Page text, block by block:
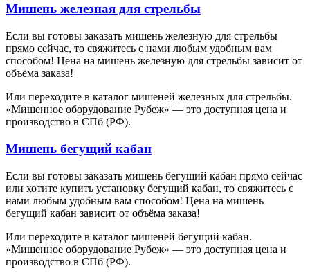
Мишень железная для стрельбы
Если вы готовы заказать мишень железную для стрельбы
прямо сейчас, то свяжитесь с нами любым удобным вам
способом! Цена на мишень железную для стрельбы зависит от
объёма заказа!
Или переходите в каталог мишеней железных для стрельбы.
«Мишенное оборудование Рубеж» — это доступная цена и
производство в СПб (РФ).
Мишень бегущий кабан
Если вы готовы заказать мишень бегущий кабан прямо сейчас
или хотите купить установку бегущий кабан, то свяжитесь с
нами любым удобным вам способом! Цена на мишень
бегущий кабан зависит от объёма заказа!
Или переходите в каталог мишеней бегущий кабан.
«Мишенное оборудование Рубеж» — это доступная цена и
производство в СПб (РФ).